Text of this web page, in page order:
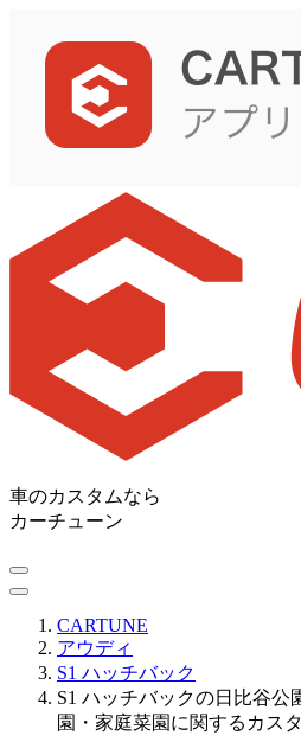
車のカスタムなら
カーチューン
CARTUNE
アウディ
S1 ハッチバック
S1 ハッチバックの日比谷公
園・家庭菜園に関するカス